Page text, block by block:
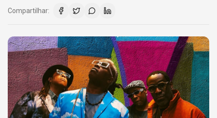
Compartilhar: